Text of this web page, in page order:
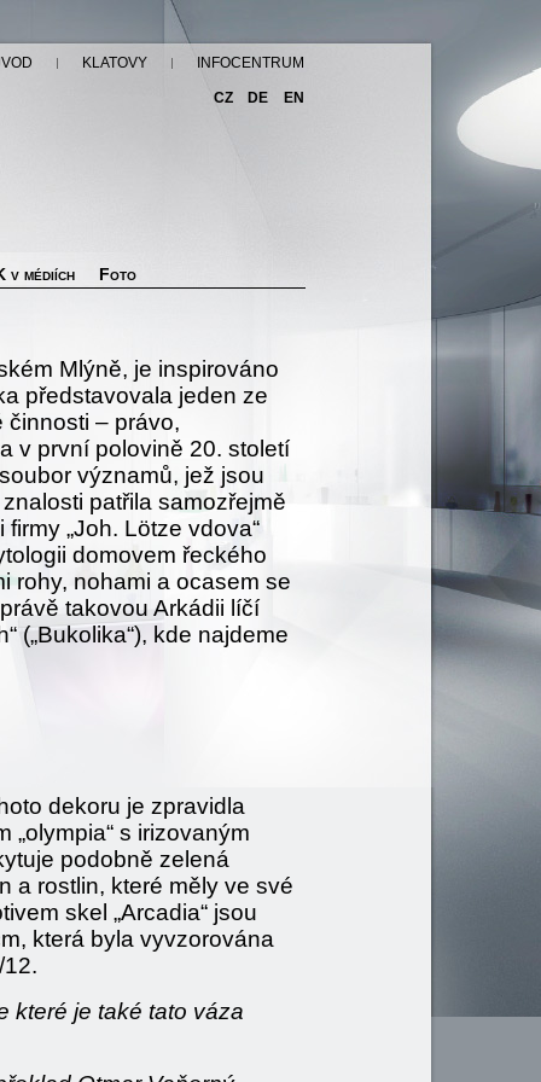
CZ DE EN
KLATOVY INFOCENTRUM
v médiích Foto
Mlýně, je inspirováno
představovala jeden ze
– právo,
v první polovině 20. století
významů, jež jsou
patřila samozřejmě
„Joh. Lötze vdova“
domovem řeckého
rohy, nohami a ocasem se
takovou Arkádii líčí
(„Bukolika“), kde najdeme
dekoru je zpravidla
s irizovaným
podobně zelená
a rostlin, které měly ve své
skel „Arcadia“ jsou
která byla vyvzorována
12.
které je také tato váza